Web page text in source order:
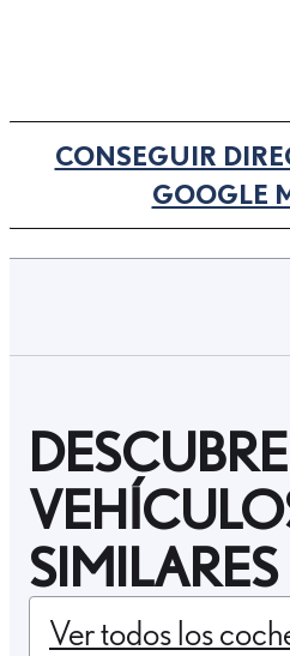
CONSEGUIR
GOOGLE
DESCUBRE
SIMILARES
Ver todos los